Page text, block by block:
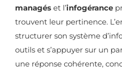
managés et l’infogérance
trouvent leur pertinence.
structurer son système
outils et s’appuyer sur un
une réponse cohérente,